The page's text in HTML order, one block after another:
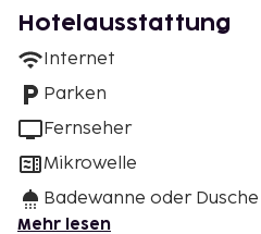
Hotelausstattung
Internet
Parken
Fernseher
Mikrowelle
Badewanne oder Dusche
Mehr lesen